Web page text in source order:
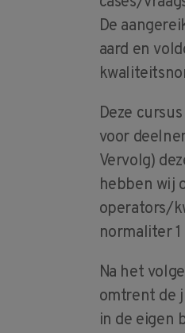
De
aard en
Deze
voor
Vervolg)
hebben wij
operators/
normaliter
Na het
omtrent de
in de eigen